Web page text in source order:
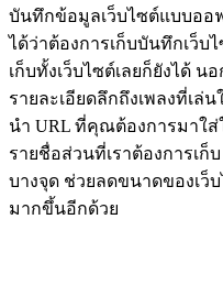
บันทึกข้อมูลเว็บไซต์แบบออ
ได้ว่าต้องการเก็บบันทึกเว็บ
เก็บทั้งเว็บไซต์เลยก็ยังได้ น
รายละเอียดลึกถึงเพลงที่เล่
นำ URL ที่คุณต้องการมาใ
รายชื่อส่วนที่เราต้องการเก็
บางจุด ช่วยลดขนาดของเว็
มากขึ้นอีกด้วย